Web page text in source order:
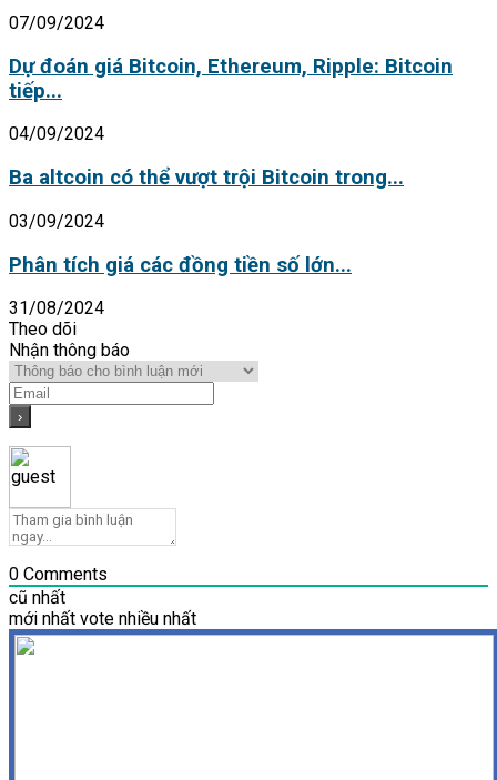
07/09/2024
Dự đoán giá Bitcoin, Ethereum, Ripple: Bitcoin
tiếp...
04/09/2024
Ba altcoin có thể vượt trội Bitcoin trong...
03/09/2024
Phân tích giá các đồng tiền số lớn...
31/08/2024
Theo dõi
Nhận thông báo
0 Comments
cũ nhất
mới nhất vote nhiều nhất